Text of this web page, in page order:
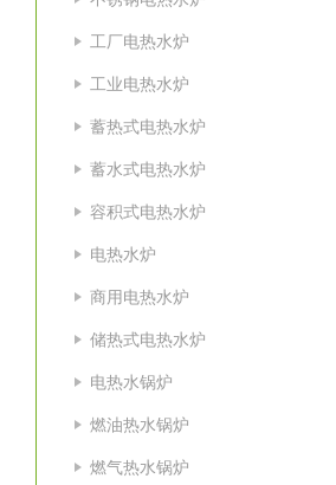
工厂电热水炉
工业电热水炉
蓄热式电热水炉
蓄水式电热水炉
容积式电热水炉
电热水炉
商用电热水炉
储热式电热水炉
电热水锅炉
燃油热水锅炉
燃气热水锅炉